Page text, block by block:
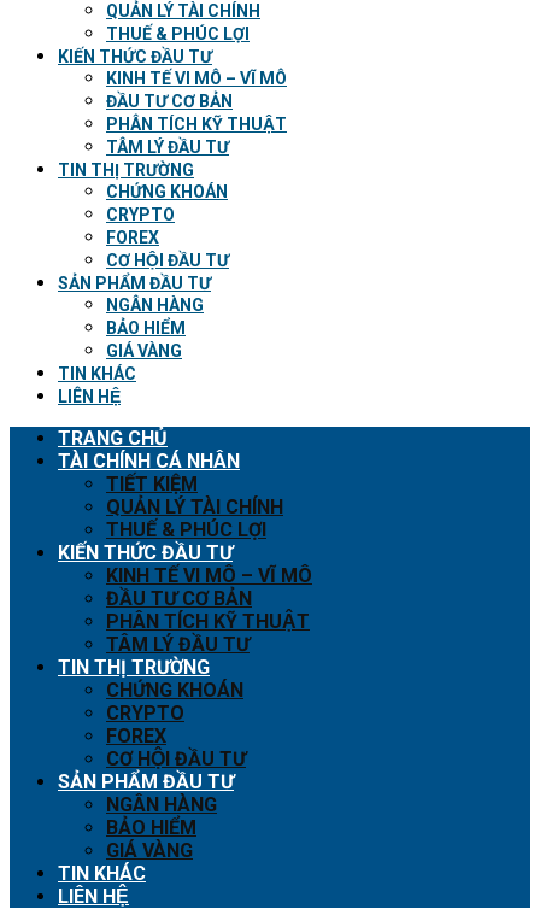
QUẢN LÝ TÀI CHÍNH
THUẾ & PHÚC LỢI
KIẾN THỨC ĐẦU TƯ
KINH TẾ VI MÔ – VĨ MÔ
ĐẦU TƯ CƠ BẢN
PHÂN TÍCH KỸ THUẬT
TÂM LÝ ĐẦU TƯ
TIN THỊ TRƯỜNG
CHỨNG KHOÁN
CRYPTO
FOREX
CƠ HỘI ĐẦU TƯ
SẢN PHẨM ĐẦU TƯ
NGÂN HÀNG
BẢO HIỂM
GIÁ VÀNG
TIN KHÁC
LIÊN HỆ
TRANG CHỦ
TÀI CHÍNH CÁ NHÂN
TIẾT KIỆM
QUẢN LÝ TÀI CHÍNH
THUẾ & PHÚC LỢI
KIẾN THỨC ĐẦU TƯ
KINH TẾ VI MÔ – VĨ MÔ
ĐẦU TƯ CƠ BẢN
PHÂN TÍCH KỸ THUẬT
TÂM LÝ ĐẦU TƯ
TIN THỊ TRƯỜNG
CHỨNG KHOÁN
CRYPTO
FOREX
CƠ HỘI ĐẦU TƯ
SẢN PHẨM ĐẦU TƯ
NGÂN HÀNG
BẢO HIỂM
GIÁ VÀNG
TIN KHÁC
LIÊN HỆ